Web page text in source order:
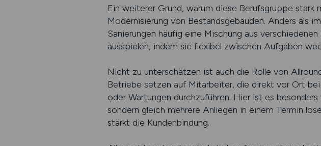
Ein weiterer Grund, warum diese Berufsgruppe
Modernisierung von Bestandsgebäuden. Anders als
Sanierungen häufig eine Mischung aus
ausspielen, indem sie flexibel zwischen Aufgaben
Nicht zu unterschätzen ist auch die Rolle von
Betriebe setzen auf Mitarbeiter, die direkt vor Ort
oder Wartungen durchzuführen. Hier ist es
sondern gleich mehrere Anliegen in einem Termin
stärkt die Kundenbindung.